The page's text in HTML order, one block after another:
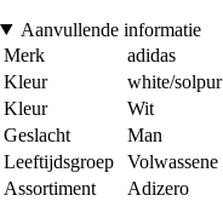
Aanvullende informatie
Merk
adidas
Kleur
white/solpur
Kleur
Wit
Geslacht
Man
Leeftijdsgroep
Volwassene
Assortiment
Adizero